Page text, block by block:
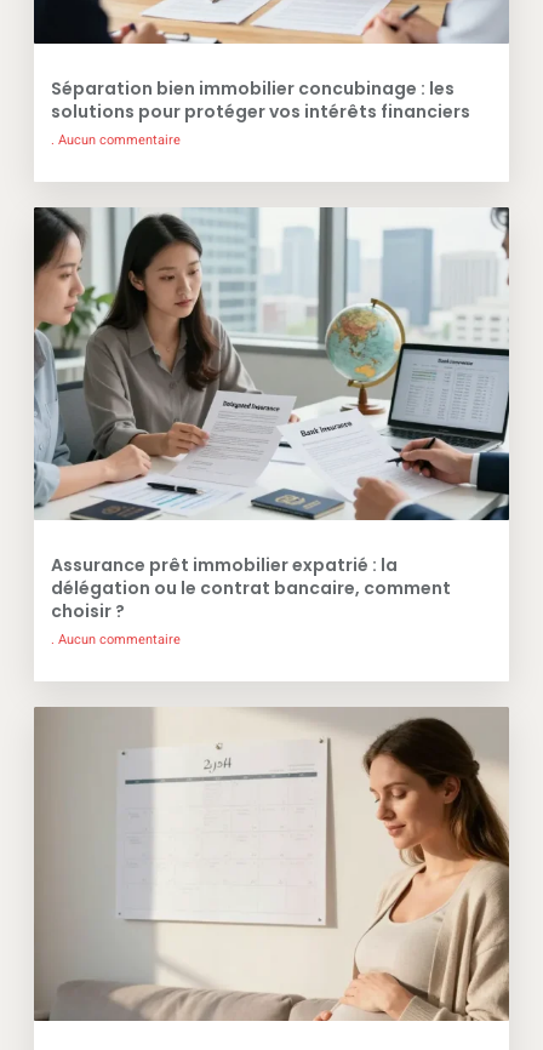
Séparation bien immobilier concubinage : les
solutions pour protéger vos intérêts financiers
Aucun commentaire
Assurance prêt immobilier expatrié : la
délégation ou le contrat bancaire, comment
choisir ?
Aucun commentaire